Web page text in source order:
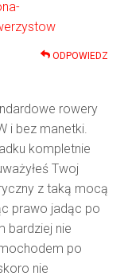
ODPOWIEDZ
rowery
i bez manetki.
kompletnie
Twoj
z taką mocą
prawo jadąc po
bardziej nie
po
nie